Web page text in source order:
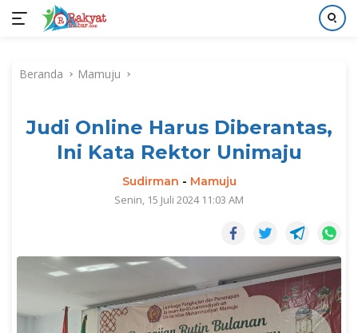
kontenBeranda Mamuju
Judi Online Harus Diberantas,
Ini Kata Rektor Unimaju
Sudirman - Mamuju
Senin, 15 Juli 2024 11:03 AM